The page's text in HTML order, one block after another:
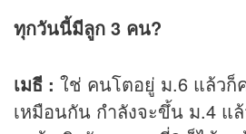
ทุกวันนี้มีลูก 3 คน?
เมธี : ใช่ คนโตอยู่ ม.6 แล้วก็
เหมือนกัน กำลังจะขึ้น ม.4 แล้